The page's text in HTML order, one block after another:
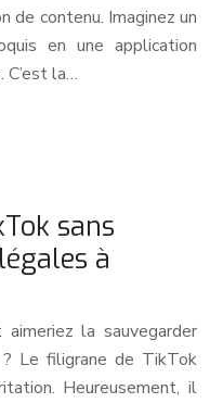
de contenu. Imaginez un
en une application
la…
sans
à
la sauvegarder
Le filigrane de TikTok
Heureusement, il